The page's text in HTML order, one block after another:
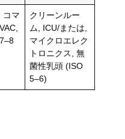
コマ
クリーンルー
ム, ICU/または,
マイクロエレク
トロニクス, 無
菌性乳頭 (ISO
5–6)